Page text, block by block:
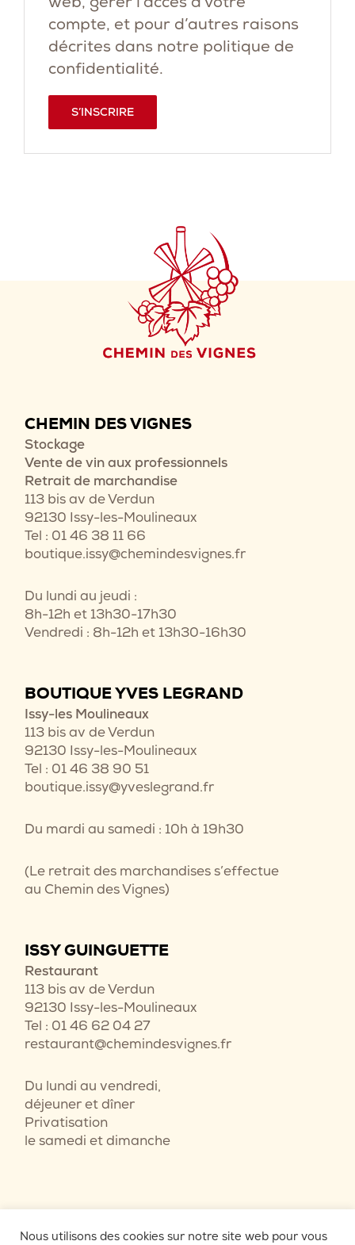
compte, et pour d’autres raisons
décrites dans notre politique de
confidentialité.
S’INSCRIRE
CHEMIN DES VIGNES
Stockage
Vente de vin aux professionnels
Retrait de marchandise
113 bis av de Verdun
92130 Issy-les-Moulineaux
Tel : 01 46 38 11 66
boutique.issy@chemindesvignes.fr
Du lundi au jeudi :
8h-12h et 13h30-17h30
Vendredi : 8h-12h et 13h30-16h30
BOUTIQUE YVES LEGRAND
Issy-les Moulineaux
113 bis av de Verdun
92130 Issy-les-Moulineaux
Tel : 01 46 38 90 51
boutique.issy@yveslegrand.fr
Du mardi au samedi : 10h à 19h30
(Le retrait des marchandises s’effectue
au Chemin des Vignes)
ISSY GUINGUETTE
Restaurant
113 bis av de Verdun
92130 Issy-les-Moulineaux
Tel : 01 46 62 04 27
restaurant@chemindesvignes.fr
Du lundi au vendredi,
déjeuner et dîner
Privatisation
le samedi et dimanche
Nous utilisons des cookies sur notre site web pour vous